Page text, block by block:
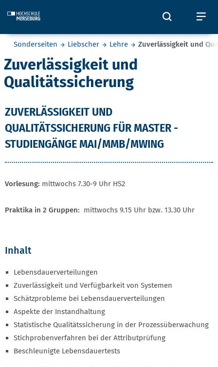
Öffnet
Sie befinden sich hier:
Sonderseiten Liebscher Lehre Zuverlässigkeit und
Zuverlässigkeit und
Qualitätssicherung
ZUVERLÄSSIGKEIT UND
QUALITÄTSSICHERUNG FÜR MASTER -
STUDIENGÄNGE MAI/MMB/MWING
Vorlesung: mittwochs 7.30-9 Uhr HS2
Praktika in 2 Gruppen: mittwochs 9.15 Uhr bzw. 13.30 Uhr
Inhalt
Lebensdauerverteilungen
Zuverlässigkeit und Verfügbarkeit von Systemen
Schätzprobleme bei Lebensdauerverteilungen
Aspekte der Instandhaltung
Statistische Qualitätssicherung in der Prozessüberwachung
Stichprobenverfahren bei der Attributprüfung
Beschleunigte Lebensdauertests